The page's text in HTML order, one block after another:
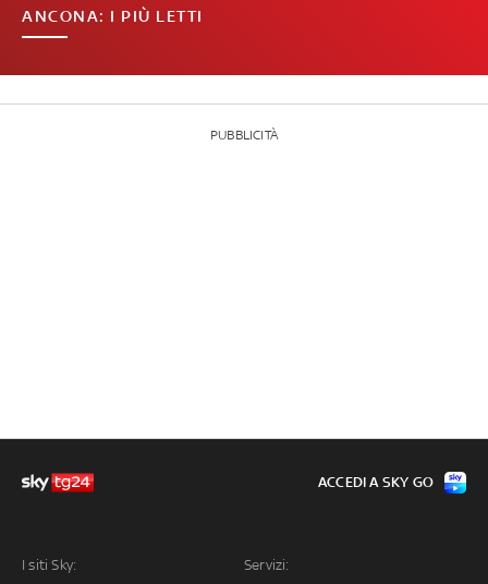
ANCONA: I PIÙ LETTI
PUBBLICITÀ
I siti Sky: Servizi:
ACCEDI A SKY GO